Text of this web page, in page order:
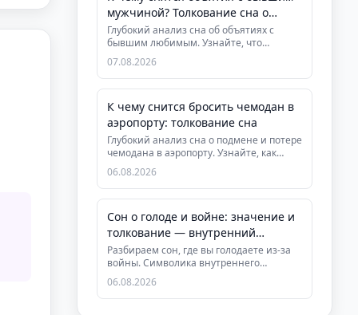
мужчиной? Толкование сна о
расставании
Глубокий анализ сна об объятиях с
бывшим любимым. Узнайте, что
означает этот сон, как он помогает за...
07.08.2026
К чему снится бросить чемодан в
аэропорту: толкование сна
Глубокий анализ сна о подмене и потере
чемодана в аэропорту. Узнайте, как
символы сна связаны с осво...
06.08.2026
Сон о голоде и войне: значение и
толкование — внутренний
конфликт и поиск рес...
Разбираем сон, где вы голодаете из-за
войны. Символика внутреннего
конфликта и истощения. Практическ...
06.08.2026